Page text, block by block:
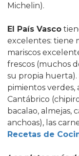
Michelin).
El País Vasco
excelentes: tiene
mariscos
frescos (muchos
su propia huerta).
pimientos verdes,
Cantábrico
bacalao, almejas,
anchoas), las
Recetas de